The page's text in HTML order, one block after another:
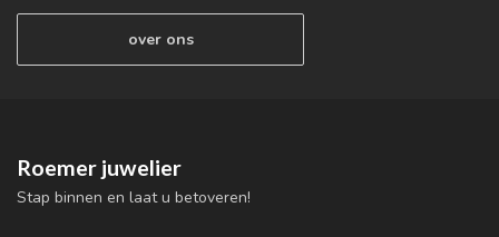
over ons
Roemer juwelier
Stap binnen en laat u betoveren!